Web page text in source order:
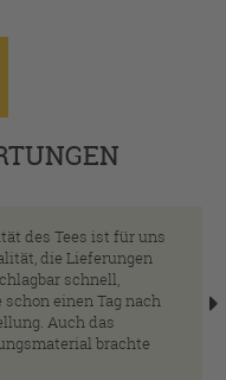
des Tees ist für uns
die Lieferungen
schnell,
einen Tag nach
Auch das
brachte